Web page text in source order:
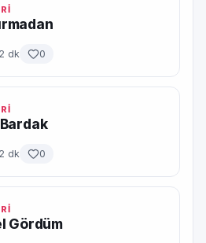
2 dk 0
2 dk 0
Gördüm